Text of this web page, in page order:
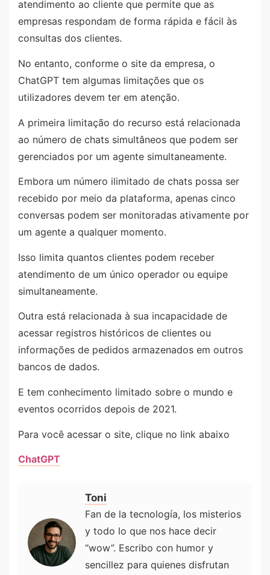
atendimento ao cliente que permite que as
empresas respondam de forma rápida e fácil às
consultas dos clientes.
No entanto, conforme o site da empresa, o
ChatGPT tem algumas limitações que os
utilizadores devem ter em atenção.
A primeira limitação do recurso está relacionada
ao número de chats simultâneos que podem ser
gerenciados por um agente simultaneamente.
Embora um número ilimitado de chats possa ser
recebido por meio da plataforma, apenas cinco
conversas podem ser monitoradas ativamente por
um agente a qualquer momento.
Isso limita quantos clientes podem receber
atendimento de um único operador ou equipe
simultaneamente.
Outra está relacionada à sua incapacidade de
acessar registros históricos de clientes ou
informações de pedidos armazenados em outros
bancos de dados.
E tem conhecimento limitado sobre o mundo e
eventos ocorridos depois de 2021.
Para você acessar o site, clique no link abaixo
ChatGPT
Toni
Fan de la tecnología, los misterios
y todo lo que nos hace decir
“wow”. Escribo con humor y
sencillez para quienes disfrutan